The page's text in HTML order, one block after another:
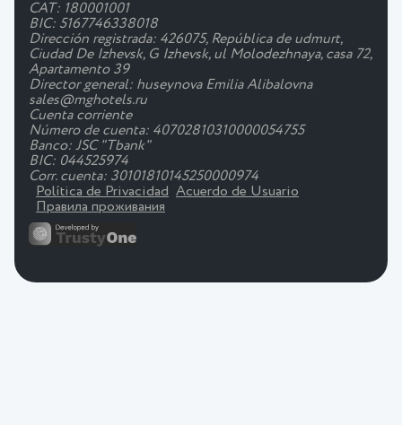
CAT: 180001001
BIC: 5167746338018
Dirección registrada: 426075, República de udmurt,
Ciudad De Izhevsk, G Izhevsk, ul Molodezhnaya, casa 72,
Apartamento 39
Director general: huseynova Emilia Alibalovna
sales@mghotels.ru
Cuenta corriente
Número de cuenta: 40702810310000054755
Banco: JSC "Tbank"
BIC: 044525974
Corr. cuenta: 30101810145250000974
Política de Privacidad Acuerdo de Usuario
Правила проживания